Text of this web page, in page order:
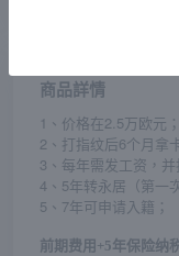
商品詳情
1、价格在2.5万欧元；
2、打指纹后6个月拿
3、每年需发工资，并
4、5年转永居（第一
5 、 7年可申请入籍；
前期费用+5年保险纳